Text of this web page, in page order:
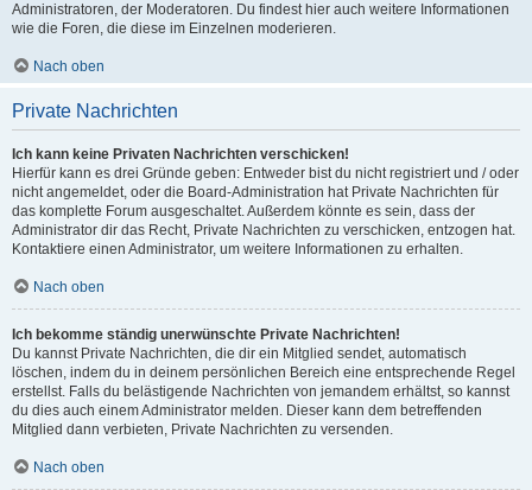
Administratoren, der Moderatoren. Du findest hier auch weitere Informationen
wie die Foren, die diese im Einzelnen moderieren.
Nach oben
Private Nachrichten
Ich kann keine Privaten Nachrichten verschicken!
Hierfür kann es drei Gründe geben: Entweder bist du nicht registriert und / oder
nicht angemeldet, oder die Board-Administration hat Private Nachrichten für
das komplette Forum ausgeschaltet. Außerdem könnte es sein, dass der
Administrator dir das Recht, Private Nachrichten zu verschicken, entzogen hat.
Kontaktiere einen Administrator, um weitere Informationen zu erhalten.
Nach oben
Ich bekomme ständig unerwünschte Private Nachrichten!
Du kannst Private Nachrichten, die dir ein Mitglied sendet, automatisch
löschen, indem du in deinem persönlichen Bereich eine entsprechende Regel
erstellst. Falls du belästigende Nachrichten von jemandem erhältst, so kannst
du dies auch einem Administrator melden. Dieser kann dem betreffenden
Mitglied dann verbieten, Private Nachrichten zu versenden.
Nach oben